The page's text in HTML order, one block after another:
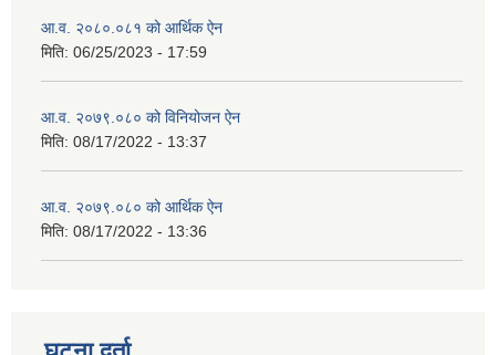
आ.व. २०८०.०८१ को आर्थिक ऐन
मिति: 06/25/2023 - 17:59
आ.व. २०७९.०८० को विनियोजन ऐन
मिति: 08/17/2022 - 13:37
आ.व. २०७९.०८० को आर्थिक ऐन
मिति: 08/17/2022 - 13:36